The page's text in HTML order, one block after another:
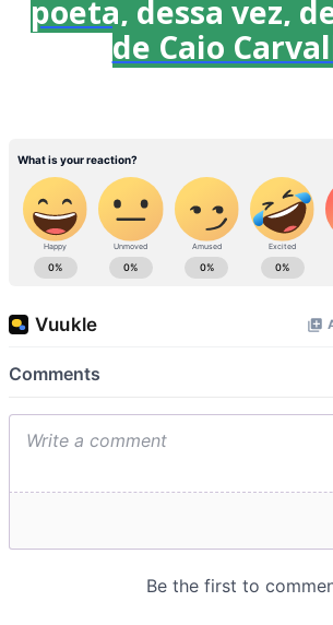
poeta, dessa vez,
de Caio